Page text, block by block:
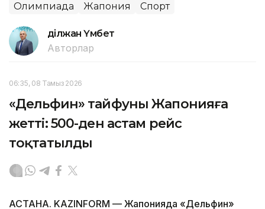
Олимпиада Жапония Спорт
Әділжан Үмбет
Авторлар
06:35, 08 Тамыз 2026
«Дельфин» тайфуны Жапонияға
жетті: 500-ден астам рейс
тоқтатылды
АСТАНА. KAZINFORM — Жапонияда «Дельфин»